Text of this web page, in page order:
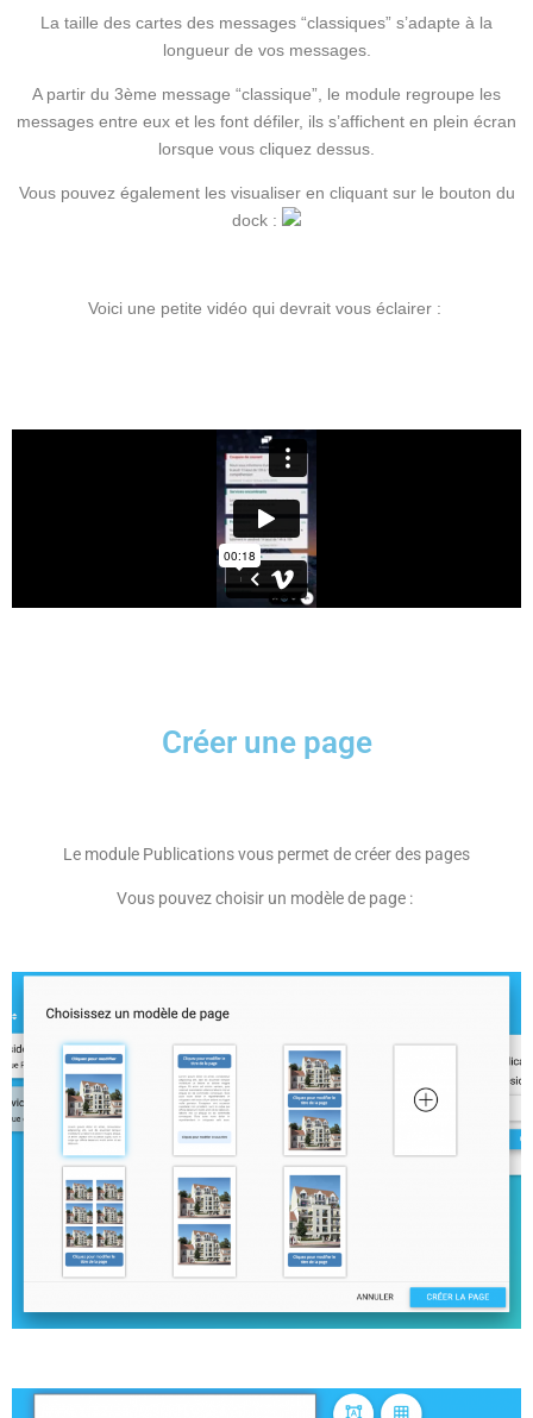
La taille des cartes des messages “classiques” s’adapte à la
longueur de vos messages.
A partir du 3ème message “classique”, le module regroupe les
messages entre eux et les font défiler, ils s’affichent en plein écran
lorsque vous cliquez dessus.
Vous pouvez également les visualiser en cliquant sur le bouton du
dock :
Voici une petite vidéo qui devrait vous éclairer :
Créer une page
Le module Publications vous permet de créer des pages
Vous pouvez choisir un modèle de page :